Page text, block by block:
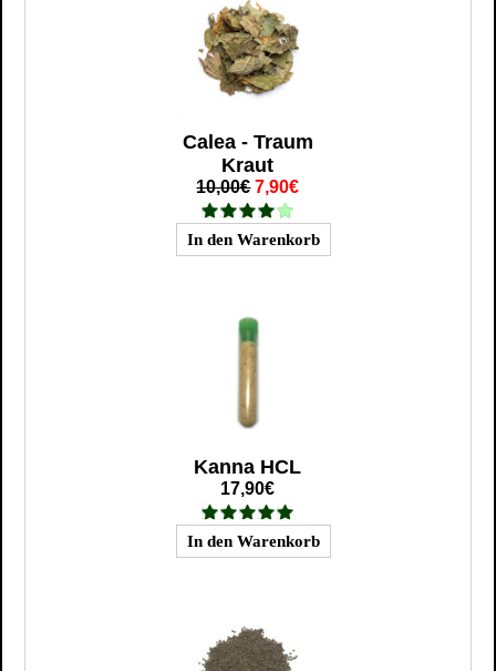
Calea - Traum
Kraut
10,00€ 7,90€
Kanna HCL
17,90€